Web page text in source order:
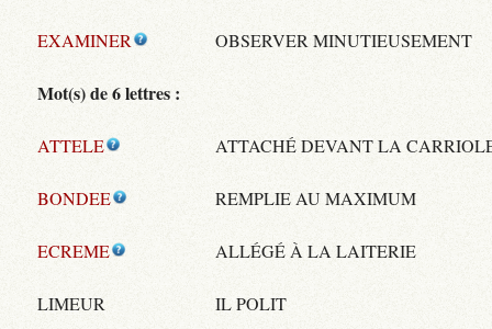
EXAMINER OBSERVER MINUTIEUSEMENT
Mot(s) de 6 lettres :
ATTELE ATTACHÉ DEVANT LA
BONDEE REMPLIE AU MAXIMUM
ECREME ALLÉGÉ À LA LAITERIE
LIMEUR IL POLIT